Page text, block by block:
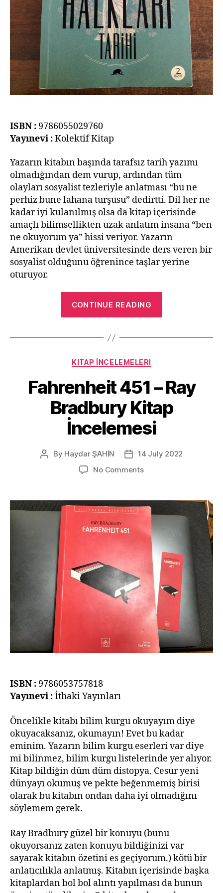
ISBN : 9786055029760
Yayınevi :Kolektif Kitap
Yazarın kitabın başında tarafsız tarih yazımı
olmadığından dem vurup, ardından tüm
olayları sosyalist tezleriyle anlatması “bu ne
perhiz bune lahana turşusu” dedirtti. Dil her ne
kadar iyi kulanılmış olsa da kitap içerisinde
amaçlı bilimsellikten uzak anlatım insana “ben
ne okuyorum ya” hissi veriyor. Yazarın
Amerikan devlet üniversitesinde ders veren bir
sosyalist olduğunu öğrenince taşlar yerine
oturuyor.
CONTINUE READING
Tarihi
A.
Pelz
Kitap
İncelemesi”
Categories
KITAP İNCELEMELERI
Fahrenheit 451 – Ray
Bradbury Kitap
İncelemesi
Post
By Haydar ŞAHİN
Post
date
14 July 2022
No Commentson
–
Ray
Bradbury
Kitap
İncelemesi
ISBN : 9786053757818
Yayınevi :İthaki Yayınları
Öncelikle kitabı bilim kurgu okuyayım diye
okuyacaksanız, okumayın! Evet bu kadar
eminim. Yazarın bilim kurgu eserleri var diye
mi bilinmez, bilim kurgu listelerinde yer alıyor.
Kitap bildiğin düm düm distopya. Cesur yeni
dünyayı okumuş ve pekte beğenmemiş birisi
olarak bu kitabın ondan daha iyi olmadığını
söylemem gerek.
Ray Bradbury güzel bir konuyu (bunu
okuyorsanız zaten konuyu bildiğinizi var
sayarak kitabın özetini es geçiyorum.) kötü bir
anlatıcılıkla anlatmış. Kitabın içerisinde başka
kitaplardan bol bol alıntı yapılması da bunun